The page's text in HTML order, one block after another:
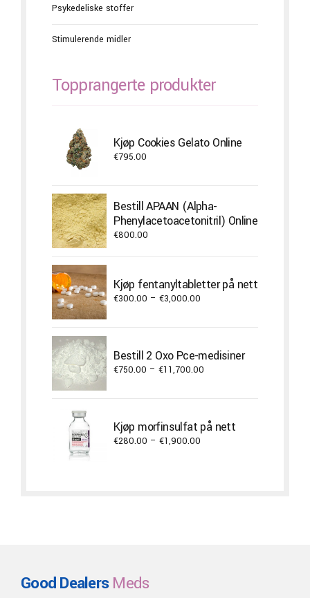
Psykedeliske stoffer
Stimulerende midler
Topprangerte produkter
Kjøp Cookies Gelato Online
€795.00
Bestill APAAN (Alpha-
Phenylacetoacetonitril) Online
€800.00
Kjøp fentanyltabletter på nett
€300.00 – €3,000.00
€3,000.00
Bestill 2 Oxo Pce-medisiner
€750.00 – €11,700.00
€11,700.00
Kjøp morfinsulfat på nett
€280.00 – €1,900.00
Good DealersMeds